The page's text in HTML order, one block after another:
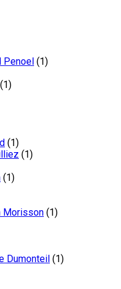
Penoel (1)
(1)
(1)
(1)
(1)
Morisson (1)
Dumonteil (1)